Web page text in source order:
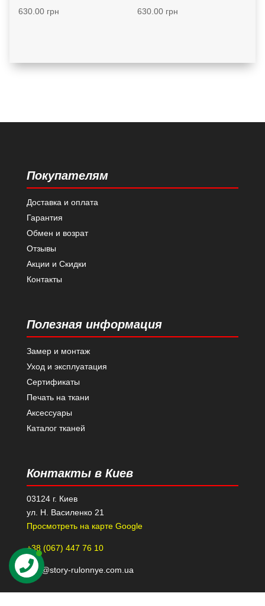
630.00грн 630.00грн
Покупателям
Доставка и оплата
Гарантия
Обмен и возрат
Отзывы
Акции и Скидки
Контакты
Полезная информация
Замер и монтаж
Уход и эксплуатация
Сертификаты
Печать на ткани
Аксессуары
Каталог тканей
Контакты в Киев
03124 г. Киев
ул. Н. Василенко 21
Просмотреть на карте Google
+38 (067) 447 76 10
kiev@story-rulonnye.com.ua